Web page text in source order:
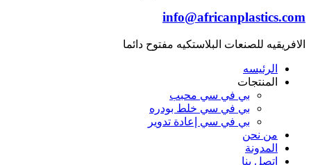
info@africanplastics.com
الافريقيه للصنعات البلاستكيه مفتوح دائما
الرئيسه
المنتجات
بي في سي محبب
بي في سي خلط بودره
بي في سي إعادة تدوير
من نحن
المدونة
اتصل بنا